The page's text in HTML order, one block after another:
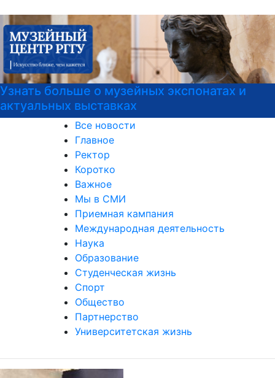
и РГГУ — территория
Все новости
Главное
Ректор
Коротко
Важное
Мы в СМИ
Приемная кампания
Международная деятельность
Наука
Образование
Студенческая жизнь
Спорт
Общество
Партнерство
Университетская жизнь